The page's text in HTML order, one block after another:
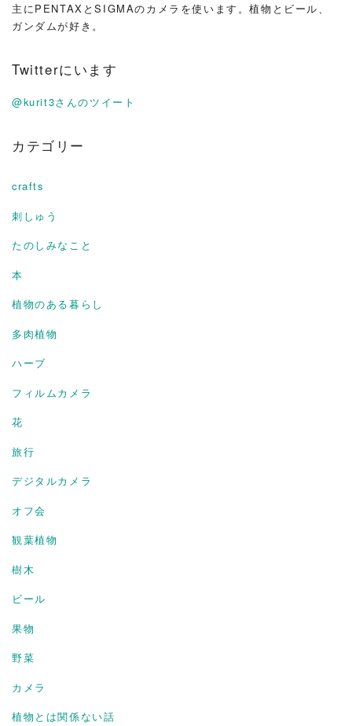
主にPENTAXとSIGMAのカメラを使います。植物とビール、
ガンダムが好き。
Twitterにいます
@kurit3さんのツイート
カテゴリー
crafts
刺しゅう
たのしみなこと
本
植物のある暮らし
多肉植物
ハーブ
フィルムカメラ
花
旅行
デジタルカメラ
オフ会
観葉植物
樹木
ビール
果物
野菜
カメラ
植物とは関係ない話